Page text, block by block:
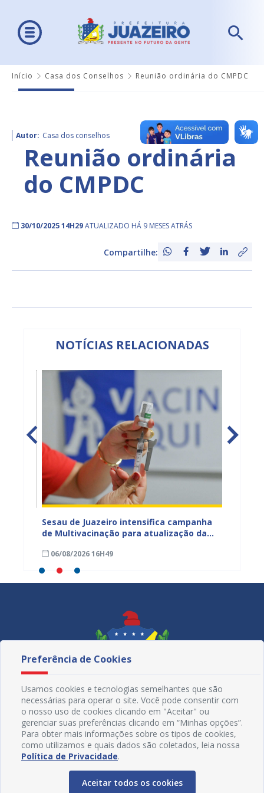
Início Casa dos Conselhos Reunião ordinária do CMPDC
Autor: Casa dos conselhos
Reunião ordinária
do CMPDC
30/10/2025 14H29ATUALIZADO HÁ 9 MESES ATRÁS
Compartilhe:
NOTÍCIAS RELACIONADAS
Sesau de Juazeiro intensifica campanha
de Multivacinação para atualização da
06/08/2026 16H49
Redes Sociais
Preferência de Cookies
Usamos cookies e tecnologias semelhantes que são
necessárias para operar o site. Você pode consentir com
o nosso uso de cookies clicando em "Aceitar" ou
gerenciar suas preferências clicando em “Minhas opções”.
Para obter mais informações sobre os tipos de cookies,
como utilizamos e quais dados são coletados, leia nossa
Política de Privacidade.
Aceitar todos os cookies